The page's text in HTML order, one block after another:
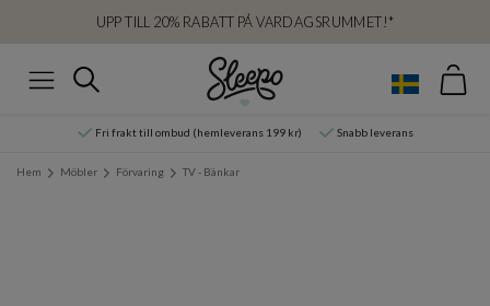
UPP TILL 20% RABATT PÅ VARDAGSRUMMET!*
Sök
Fri frakt till ombud (hemleverans 199 kr) Snabb leverans
Hem Möbler Förvaring TV - Bänkar